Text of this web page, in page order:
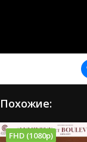
Похожие:
FHD (1080p)